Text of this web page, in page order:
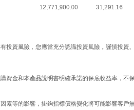
12,771,900.00 31,291.16
投資風險，您應當充分認識投資風險，謹慎投資。
資金和本產品說明書明確承諾的保底收益率，不
素等的影響，掛鉤指標價格變化將可能影響客戶